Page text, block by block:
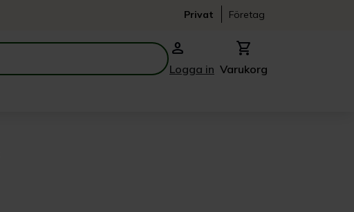
Privat Företag
person
Logga in
shopping_cart
Varukorg